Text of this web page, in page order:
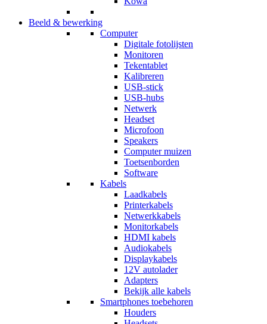
Beeld & bewerking
Computer
Digitale fotolijsten
Monitoren
Tekentablet
Kalibreren
USB-stick
USB-hubs
Netwerk
Headset
Microfoon
Speakers
Computer muizen
Toetsenborden
Software
Kabels
Laadkabels
Printerkabels
Netwerkkabels
Monitorkabels
HDMI kabels
Audiokabels
Displaykabels
12V autolader
Adapters
Bekijk alle kabels
Smartphones toebehoren
Houders